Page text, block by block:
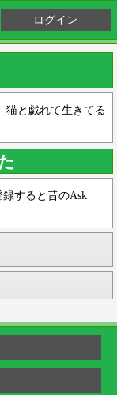
ログイン
と戯れて生きてる
すると昔のAsk